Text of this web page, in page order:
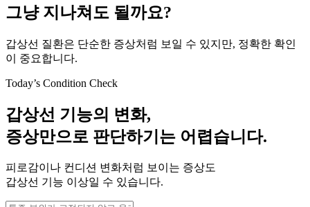
그냥 지나쳐도 될까요?
갑상선 질환은 단순한 증상처럼 보일 수 있지만, 정확한 확인
이 중요합니다.
Today’s Condition Check
갑상선 기능의 변화,
증상만으로 판단하기는 어렵습니다.
피로감이나 컨디션 변화처럼 보이는 증상도
갑상선 기능 이상일 수 있습니다.